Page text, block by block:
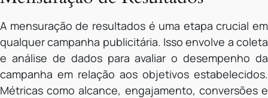
A mensuração de resultados é uma etapa crucial em
qualquer campanha publicitária. Isso envolve a coleta
e análise de dados para avaliar o desempenho da
campanha em relação aos objetivos estabelecidos.
Métricas como alcance, engajamento, conversões e